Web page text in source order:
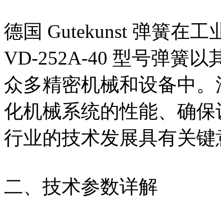
德国 Gutekunst 弹簧在
VD-252A-40 型号弹簧以
众多精密机械和设备中
化机械系统的性能、确
行业的技术发展具有关键
二、技术参数详解